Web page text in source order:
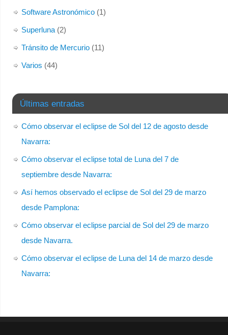
Software Astronómico(1)
Superluna(2)
Tránsito de Mercurio(11)
Varios (44)
Últimas entradas
Cómo observar el eclipse de Sol del 12 de agosto desde
Navarra:
Cómo observar el eclipse total de Luna del 7 de
septiembre desde Navarra:
Así hemos observado el eclipse de Sol del 29 de marzo
desde Pamplona:
Cómo observar el eclipse parcial de Sol del 29 de marzo
desde Navarra.
Cómo observar el eclipse de Luna del 14 de marzo desde
Navarra: